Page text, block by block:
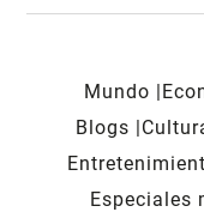
Mundo
Blogs
Especiales